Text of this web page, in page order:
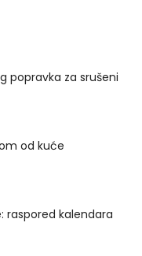
popravka za srušeni
od kuće
raspored kalendara